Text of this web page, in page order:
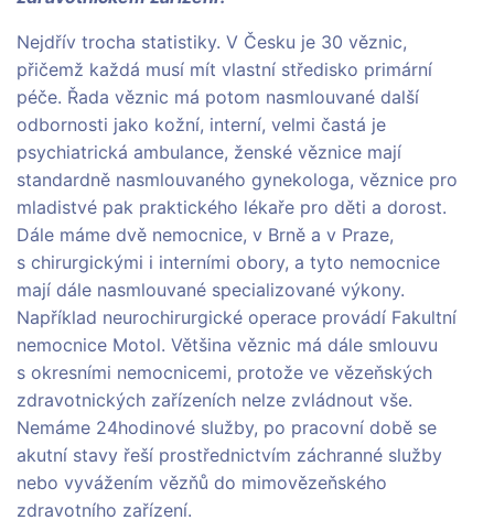
Nejdřív trocha statistiky. V Česku je 30 věznic,
přičemž každá musí mít vlastní středisko primární
péče. Řada věznic má potom nasmlouvané další
odbornosti jako kožní, interní, velmi častá je
psychiatrická ambulance, ženské věznice mají
standardně nasmlouvaného gynekologa, věznice pro
mladistvé pak praktického lékaře pro děti a dorost.
Dále máme dvě nemocnice, v Brně a v Praze,
s chirurgickými i interními obory, a tyto nemocnice
mají dále nasmlouvané specializované výkony.
Například neurochirurgické operace provádí Fakultní
nemocnice Motol. Většina věznic má dále smlouvu
s okresními nemocnicemi, protože ve vězeňských
zdravotnických zařízeních nelze zvládnout vše.
Nemáme 24hodinové služby, po pracovní době se
akutní stavy řeší prostřednictvím záchranné služby
nebo vyvážením vězňů do mimovězeňského
zdravotního zařízení.